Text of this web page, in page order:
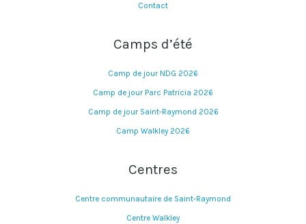
Contact
Camps d’été
Camp de jour NDG 2026
Camp de jour Parc Patricia 2026
Camp de jour Saint-Raymond 2026
Camp Walkley 2026
Centres
Centre communautaire de Saint-Raymond
Centre Walkley